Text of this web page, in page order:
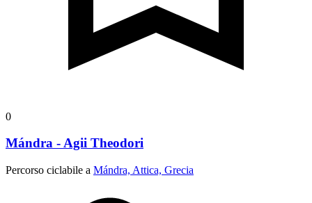
0
Mándra - Agii Theodori
Percorso ciclabile a Mándra, Attica, Grecia